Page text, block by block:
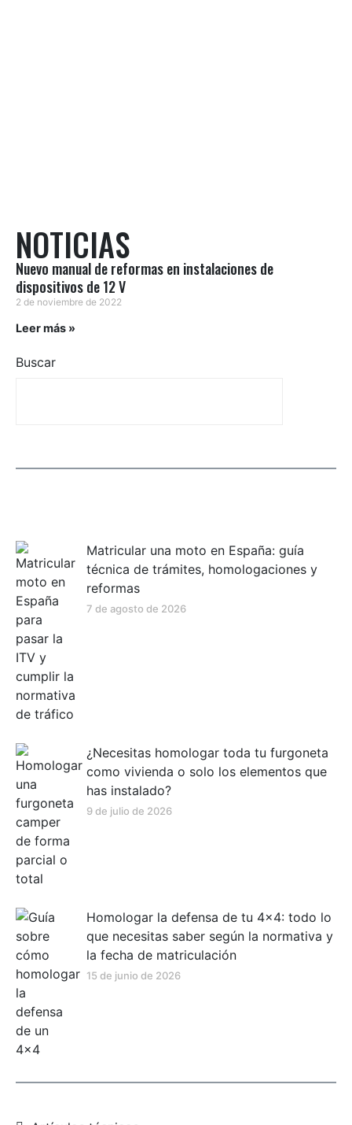
NOTICIAS
Nuevo manual de reformas en instalaciones de
dispositivos de 12 V
2 de noviembre de 2022
Leer más »
Buscar
Matricular una moto en España: guía
técnica de trámites, homologaciones y
reformas
7 de agosto de 2026
¿Necesitas homologar toda tu furgoneta
como vivienda o solo los elementos que
has instalado?
9 de julio de 2026
Homologar la defensa de tu 4×4: todo lo
que necesitas saber según la normativa y
la fecha de matriculación
15 de junio de 2026